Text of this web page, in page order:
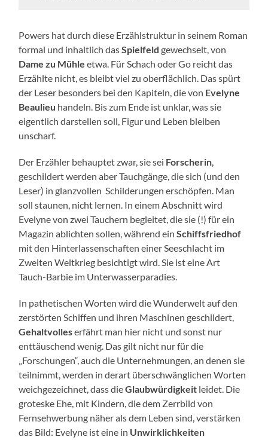
Powers hat durch diese Erzählstruktur in seinem Roman
formal und inhaltlich dasSpielfeldgewechselt, von
Dame zu Mühle etwa. Für Schach oder Go reicht das
Erzählte nicht, es bleibt viel zu oberflächlich. Das spürt
der Leser besonders bei den Kapiteln, die von Evelyne
Beaulieu handeln. Bis zum Ende ist unklar, was sie
eigentlich darstellen soll, Figur und Leben bleiben
unscharf.
Der Erzähler behauptet zwar, sie sei Forscherin,
geschildert werden aber Tauchgänge, die sich (und den
Leser) in glanzvollen Schilderungen erschöpfen. Man
soll staunen, nicht lernen. In einem Abschnitt wird
Evelyne von zwei Tauchern begleitet, die sie (!) für ein
Magazin ablichten sollen, während einSchiffsfriedhof
mit den Hinterlassenschaften einer Seeschlacht im
Zweiten Weltkrieg besichtigt wird. Sie ist eine Art
Tauch-Barbie im Unterwasserparadies.
In pathetischen Worten wird die Wunderwelt auf den
zerstörten Schiffen und ihren Maschinen geschildert,
Gehaltvolleserfährt man hier nicht und sonst nur
enttäuschend wenig. Das gilt nicht nur für die
„Forschungen“, auch die Unternehmungen, an denen sie
teilnimmt, werden in derart überschwänglichen Worten
weichgezeichnet, dass dieGlaubwürdigkeit leidet. Die
groteske Ehe, mit Kindern, die dem Zerrbild von
Fernsehwerbung näher als dem Leben sind, verstärken
das Bild: Evelyne ist eine in Unwirklichkeiten